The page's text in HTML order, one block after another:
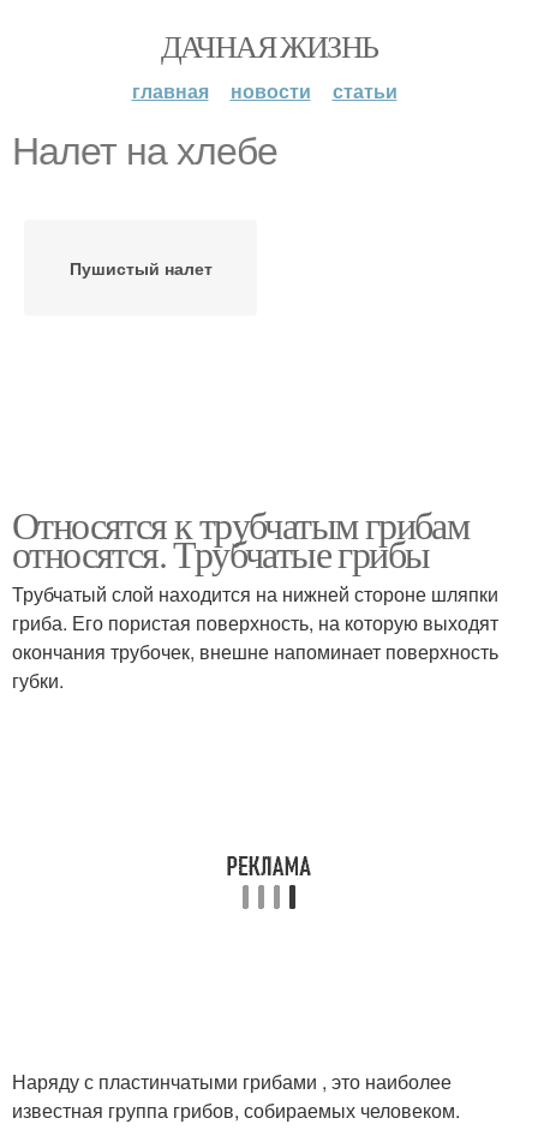
ДАЧНАЯ ЖИЗНЬ
главная новости статьи
Налет на хлебе
Пушистый налет
Относятся к трубчатым грибам
относятся. Трубчатые грибы
Трубчатый слой находится на нижней стороне шляпки
гриба. Его пористая поверхность, на которую выходят
окончания трубочек, внешне напоминает поверхность
губки.
Наряду с пластинчатыми грибами , это наиболее
известная группа грибов, собираемых человеком.